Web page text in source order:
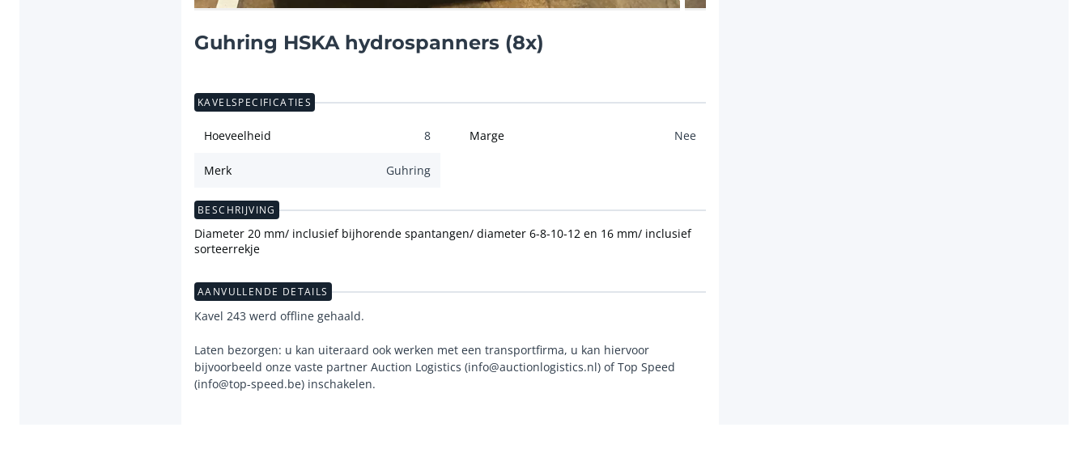
Guhring HSKA hydrospanners (8x)
KAVELSPECIFICATIES
Hoeveelheid 8 Marge Nee
Merk Guhring
BESCHRIJVING
Diameter 20 mm/ inclusief bijhorende spantangen/ diameter 6-8-10-12 en 16 mm/ inclusief
sorteerrekje
AANVULLENDE DETAILS
Kavel 243 werd offline gehaald.
Laten bezorgen: u kan uiteraard ook werken met een transportfirma, u kan hiervoor
bijvoorbeeld onze vaste partner Auction Logistics (info@auctionlogistics.nl) of Top Speed
(info@top-speed.be) inschakelen.